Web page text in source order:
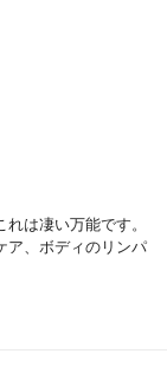
は凄い万能です。
ア、ボディのリンパ